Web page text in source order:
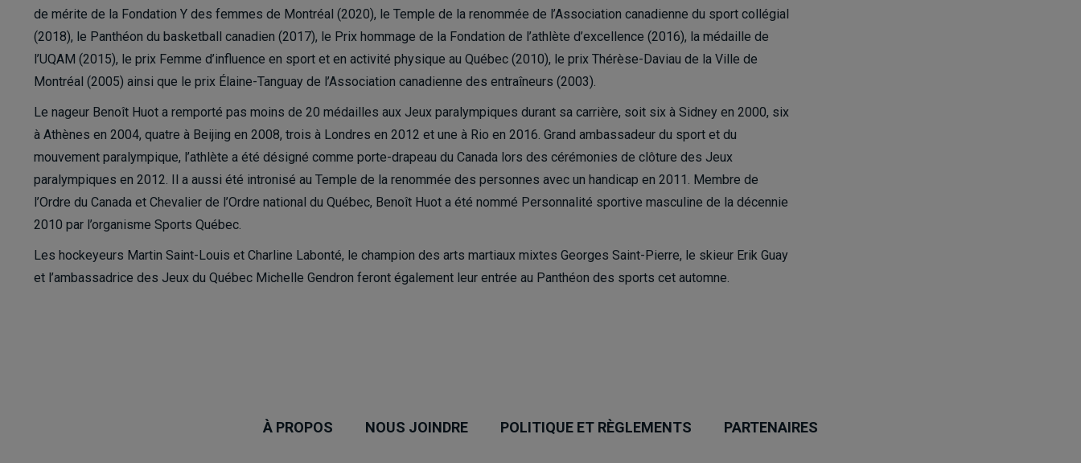
de mérite de la Fondation Y des femmes de Montréal (2020), le Temple de la renommée de l’Association canadienne du sport collégial
(2018), le Panthéon du basketball canadien (2017), le Prix hommage de la Fondation de l’athlète d’excellence (2016), la médaille de
l’UQAM (2015), le prix Femme d’influence en sport et en activité physique au Québec (2010), le prix Thérèse-Daviau de la Ville de
Montréal (2005) ainsi que le prix Élaine-Tanguay de l’Association canadienne des entraîneurs (2003).
Le nageur Benoît Huot a remporté pas moins de 20 médailles aux Jeux paralympiques durant sa carrière, soit six à Sidney en 2000, six
à Athènes en 2004, quatre à Beijing en 2008, trois à Londres en 2012 et une à Rio en 2016. Grand ambassadeur du sport et du
mouvement paralympique, l’athlète a été désigné comme porte-drapeau du Canada lors des cérémonies de clôture des Jeux
paralympiques en 2012. Il a aussi été intronisé au Temple de la renommée des personnes avec un handicap en 2011. Membre de
l’Ordre du Canada et Chevalier de l’Ordre national du Québec, Benoît Huot a été nommé Personnalité sportive masculine de la décennie
2010 par l’organisme Sports Québec.
Les hockeyeurs Martin Saint-Louis et Charline Labonté, le champion des arts martiaux mixtes Georges Saint-Pierre, le skieur Erik Guay
et l’ambassadrice des Jeux du Québec Michelle Gendron feront également leur entrée au Panthéon des sports cet automne.
À PROPOS NOUS JOINDRE POLITIQUE ET RÈGLEMENTS PARTENAIRES